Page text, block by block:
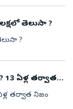
తెలుసా ?
?
13 ఏళ్ల తర్వాత
తర్వాత నిజం